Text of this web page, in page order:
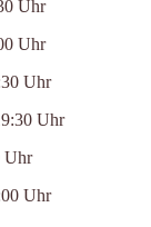
Uhr
Uhr
Uhr
Uhr
Uhr
Uhr